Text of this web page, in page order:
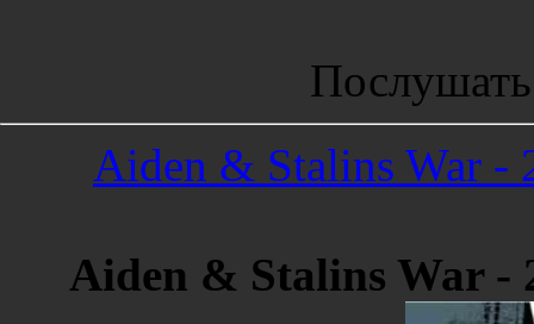
Aiden & Stalins War -
Aiden & Stalins War -